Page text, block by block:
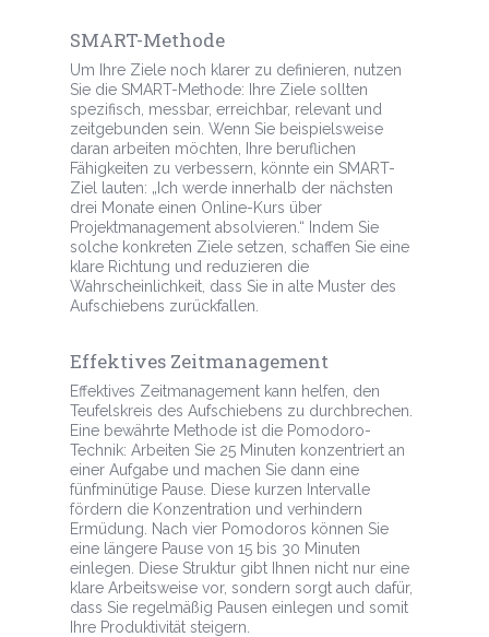
SMART-Methode
Um Ihre Ziele noch klarer zu definieren, nutzen
Sie die SMART-Methode: Ihre Ziele sollten
spezifisch, messbar, erreichbar, relevant und
zeitgebunden sein. Wenn Sie beispielsweise
daran arbeiten möchten, Ihre beruflichen
Fähigkeiten zu verbessern, könnte ein SMART-
Ziel lauten: „Ich werde innerhalb der nächsten
drei Monate einen Online-Kurs über
Projektmanagement absolvieren.“ Indem Sie
solche konkreten Ziele setzen, schaffen Sie eine
klare Richtung und reduzieren die
Wahrscheinlichkeit, dass Sie in alte Muster des
Aufschiebens zurückfallen.
Effektives Zeitmanagement
Effektives Zeitmanagement kann helfen, den
Teufelskreis des Aufschiebens zu durchbrechen.
Eine bewährte Methode ist die Pomodoro-
Technik: Arbeiten Sie 25 Minuten konzentriert an
einer Aufgabe und machen Sie dann eine
fünfminütige Pause. Diese kurzen Intervalle
fördern die Konzentration und verhindern
Ermüdung. Nach vier Pomodoros können Sie
eine längere Pause von 15 bis 30 Minuten
einlegen. Diese Struktur gibt Ihnen nicht nur eine
klare Arbeitsweise vor, sondern sorgt auch dafür,
dass Sie regelmäßig Pausen einlegen und somit
Ihre Produktivität steigern.